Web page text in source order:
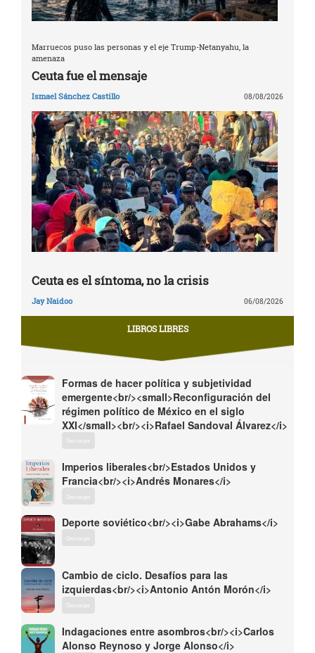
Marruecos puso las personas y el eje Trump-Netanyahu, la
amenaza
Ceuta fue el mensaje
Ismael Sánchez Castillo 08/08/2026
Ceuta es el síntoma, no la crisis
Jay Naidoo 06/08/2026
LIBROS LIBRES
Formas de hacer política y subjetividad
emergente<br/><small>Reconfiguración del
régimen político de México en el siglo
XXI</small><br/><i>Rafael Sandoval Álvarez</i>
Descargar
Imperios liberales<br/>Estados Unidos y
Francia<br/><i>Andrés Monares</i>
Descargar
Deporte soviético<br/><i>Gabe Abrahams</i>
Descargar
Cambio de ciclo. Desafíos para las
izquierdas<br/><i>Antonio Antón Morón</i>
Descargar
Indagaciones entre asombros<br/><i>Carlos
Alonso Reynoso y Jorge Alonso</i>